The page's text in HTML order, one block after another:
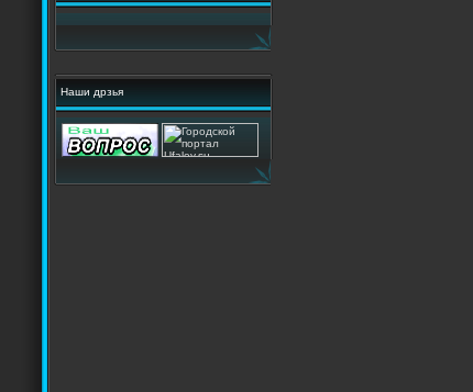
Наши дрзья